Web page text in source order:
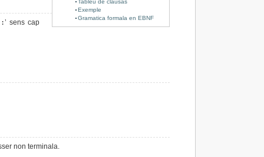
Tableu de clausas
Exemple
Gramatica formala en EBNF
:’ sens cap
non terminala.